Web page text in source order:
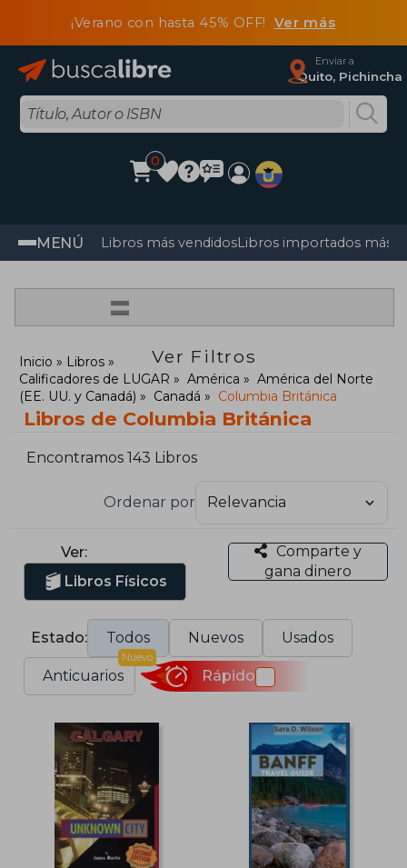
¡Verano con hasta 45% OFF! Ver más
Enviar a
Quito, Pichincha
0
MENÚ Libros más vendidosLibros importados más
=
Ver Filtros
Inicio
Libros
Calificadores de LUGAR
América
América del Norte
(EE. UU. y Canadá)
Canadá Columbia Británica
Libros de Columbia Británica
Encontramos 143 Libros
Ordenar por
Ver:
Libros Físicos
Comparte y
gana dinero
Estado: Todos Nuevos Usados
Anticuarios
Nuevo
Rápido